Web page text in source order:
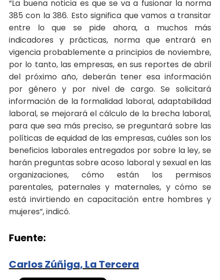
“La buena noticia es que se va a fusionar la norma
385 con la 386. Esto significa que vamos a transitar
entre lo que se pide ahora, a muchos más
indicadores y prácticas, norma que entrará en
vigencia probablemente a principios de noviembre,
por lo tanto, las empresas, en sus reportes de abril
del próximo año, deberán tener esa información
por género y por nivel de cargo. Se solicitará
información de la formalidad laboral, adaptabilidad
laboral, se mejorará el cálculo de la brecha laboral,
para que sea más preciso, se preguntará sobre las
políticas de equidad de las empresas, cuáles son los
beneficios laborales entregados por sobre la ley, se
harán preguntas sobre acoso laboral y sexual en las
organizaciones, cómo están los permisos
parentales, paternales y maternales, y cómo se
está invirtiendo en capacitación entre hombres y
mujeres”, indicó.
Fuente:
Carlos Zúñiga, La Tercera